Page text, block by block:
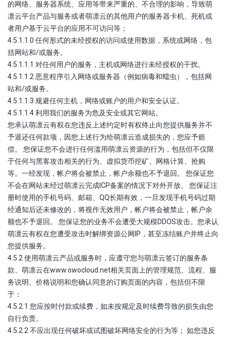
的网络、服务器系统、应用等带来严重的、不合理的影响，导致萌
凛云平台产品与服务或者萌凛云的其他用户的服务器卡机、死机或
者用户基于云平台的应用不可访问等；
4.5.1.1.0 任何形式的未经授权的访问或使用数据，系统或网络，包
括网站和/或服务。
4.5.1.1.1 对任何用户的服务，主机或网络进行未经授权的干扰。
4.5.1.1.2 恶意程序引入网络或服务器（例如病毒和蠕虫），包括网
站和/或服务。
4.5.1.1.3 规避任何主机，网络或账户的用户和安全认证。
4.5.1.1.4 利用我们的服务为危及安全或其它网站。
您承认萌凛云有权在您违反上述约定时有权终止向您提供服务并不
予退还任何款项，因您上述行为给萌凛云造成损失的，您应予赔
偿。 您保证您不会进行任何滥用萌凛云资源的行为，包括但不仅限
于任何与黑客攻击相关的行为、虚拟货币挖矿、网格计算、抢购
等。一经发现，帐户将会被禁止，帐户余额也不予退回。 您保证您
不会在网站未经过萌凛云完成ICP备案的情况下对外开放。 您保证注
册时使用的手机号码、邮箱、QQ长期有效，一旦发现手机号码过期
经通知后还未修改的，将视作无效用户，帐户将会被禁止，帐户余
额也不予退回。 您保证您的业务不会遭受大规模DDOS攻击。您承认
萌凛云有权在您遭受攻击时解绑资源公网IP，甚至冻结账户并终止向
您提供服务。
4.5.2 使用萌凛云产品或服务时，应遵守您与萌凛云签订的服务条
款、萌凛云在www.owocloud.net相关页面上的管理规范、流程、服
务说明、价格说明和您确认同意的订购页面的内容，包括但不限
于：
4.5.2.1 您应按时付款或续费，如未按规定及时续费导致的损失由您
自行负责。
4.5.2.2 不应出现任何破坏或试图破坏网络安全的行为等； 如您违反